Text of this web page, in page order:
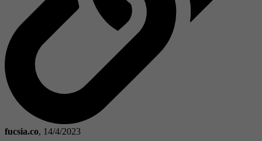
fucsia.co, 14/4/2023